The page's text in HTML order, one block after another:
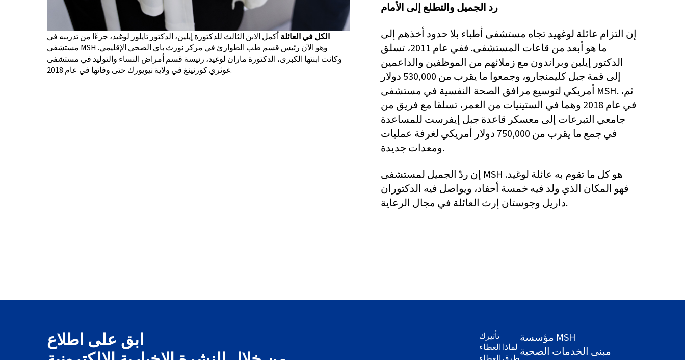
الكل في العائلة أكمل الابن الثالث للدكتورة إيلين، الدكتور تايلور لوغيد، جزءًا من تدريبه في
مستشفى MSH وهو الآن رئيس قسم طب الطوارئ في مركز نورث باي الصحي الإقليمي.
وكانت ابنتها الكبرى، الدكتورة ماران لوغيد، رئيسة قسم أمراض النساء والتوليد في مستشفى
غوثري كورنينغ في ولاية نيويورك حتى وفاتها في عام 2018.
رد الجميل والتطلع إلى الأمام
إن التزام عائلة لوغهيد تجاه مستشفى أطباء بلا حدود أخذهم إلى
ما هو أبعد من قاعات المستشفى. ففي عام 2011، تسلق
الدكتور إيلين وبراندون مع زملائهم من الموظفين والداعمين
إلى قمة جبل كليمنجارو، وجمعوا ما يقرب من 530,000 دولار
أمريكي لتوسيع مرافق الصحة النفسية في مستشفى MSH. ثم،
في عام 2018 وهما في الستينيات من العمر، تسلقا مع فريق من
جامعي التبرعات إلى معسكر قاعدة جبل إيفرست للمساعدة
في جمع ما يقرب من 750,000 دولار أمريكي لغرفة عمليات
ومعدات جديدة.
إن ردّ الجميل لمستشفى MSH هو كل ما تقوم به عائلة لوغيد.
فهو المكان الذي ولد فيه خمسة أحفاد، ويواصل فيه الدكتوران
داريل وجوستان إرث العائلة في مجال الرعاية.
ابق على اطلاع
تأثيرك
لماذا العطاء
مؤسسة MSH
مبنى الخدمات الصحية